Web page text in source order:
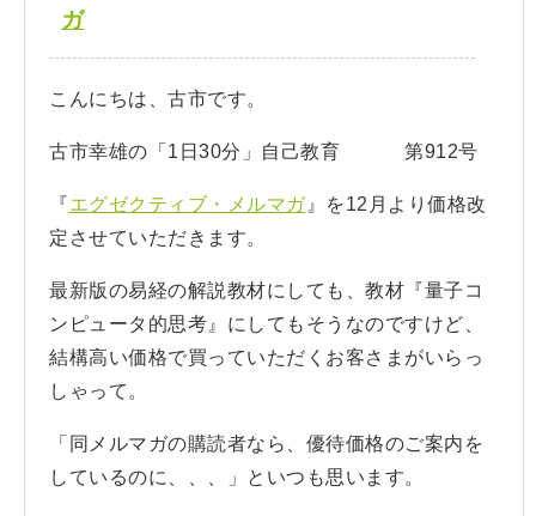
ガ
こんにちは、古市です。
古市幸雄の「1日30分」自己教育 第912号
『エグゼクティブ・メルマガ』を12月より価格改
定させていただきます。
最新版の易経の解説教材にしても、教材『量子コ
ンピュータ的思考』にしてもそうなのですけど、
結構高い価格で買っていただくお客さまがいらっ
しゃって。
「同メルマガの購読者なら、優待価格のご案内を
しているのに、、、」といつも思います。